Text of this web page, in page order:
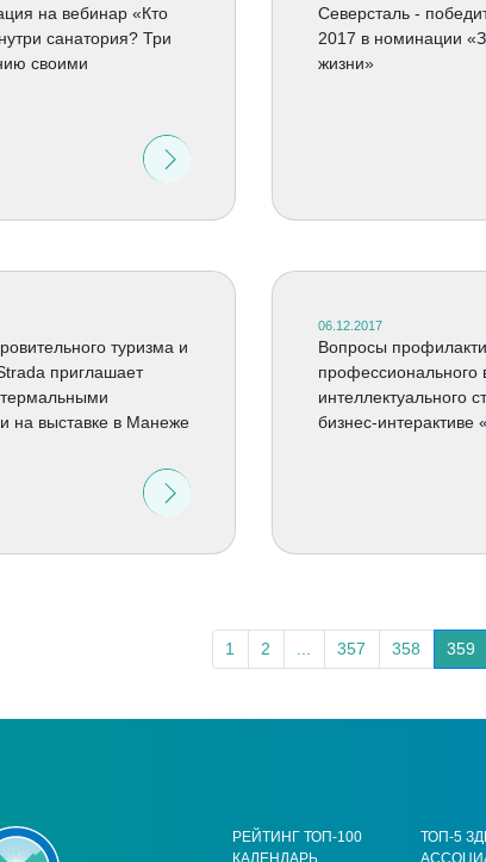
на вебинар «Кто
санатория? Три
своими
Северсталь -
2017 в номинации
жизни»
туризма и
приглашает
термальными
на выставке в Манеже
06.12.2017
Вопросы
профессионального
интеллектуального
бизнес-интерактиве
1 2 357 358 359
РЕЙТИНГ ТОП-100
КАЛЕНДАРЬ
ТОП-5